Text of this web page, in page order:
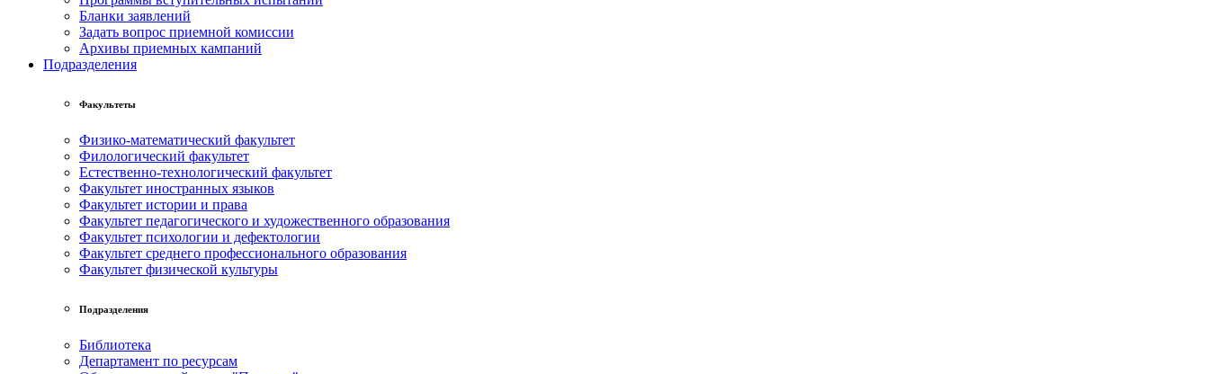
Бланки заявлений
Задать вопрос приемной комиссии
Архивы приемных кампаний
Подразделения
Факультеты
Физико-математический факультет
Филологический факультет
Естественно-технологический факультет
Факультет иностранных языков
Факультет истории и права
Факультет педагогического и художественного образования
Факультет психологии и дефектологии
Факультет среднего профессионального образования
Факультет физической культуры
Подразделения
Библиотека
Департамент по ресурсам